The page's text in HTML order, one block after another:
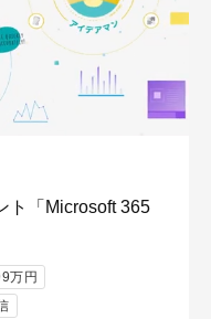
ト「Microsoft 365
万円